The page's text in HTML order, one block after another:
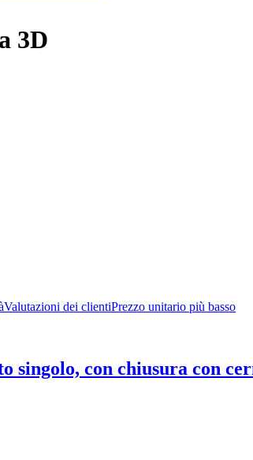
3D
Valutazioni dei clientiPrezzo unitario più basso
singolo, con chiusura con